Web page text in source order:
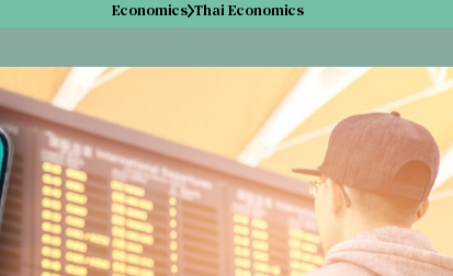
Economics Thai Economics